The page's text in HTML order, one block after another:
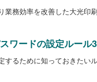
業務効率を改善した大光印
ワードの設定ルール
するために知っておきたい